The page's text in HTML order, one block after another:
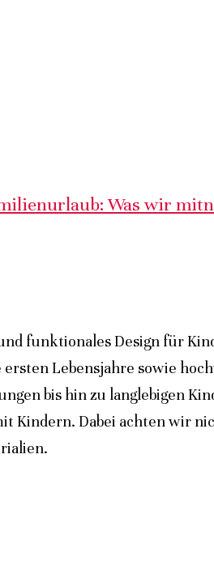
Was wir
funktionales Design für
Lebensjahre sowie
bis hin zu langlebigen
Kindern. Dabei achten wir